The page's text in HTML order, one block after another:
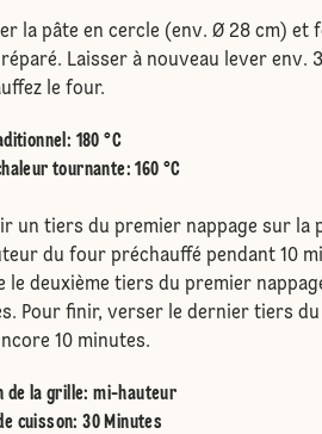
la pâte en cercle (env. Ø 28 cm) et
Laisser à nouveau lever env.
le four.
: 180 °C
tournante: 160 °C
un tiers du premier nappage sur la
du four préchauffé pendant 10
le deuxième tiers du premier
Pour finir, verser le dernier tiers
10 minutes.
de la grille:mi-hauteur
cuisson: 30 Minutes